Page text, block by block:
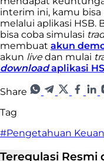
interim ini, kamu bisa
melalui aplikasi HSB.
bisa coba simulasi
membuat akun
akun livedan mulai
downloadaplikasi
Share
Tag
#Pengetahuan
Teregulasi Resmi